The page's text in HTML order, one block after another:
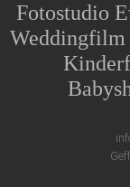
Fotostudio
Weddingfilm